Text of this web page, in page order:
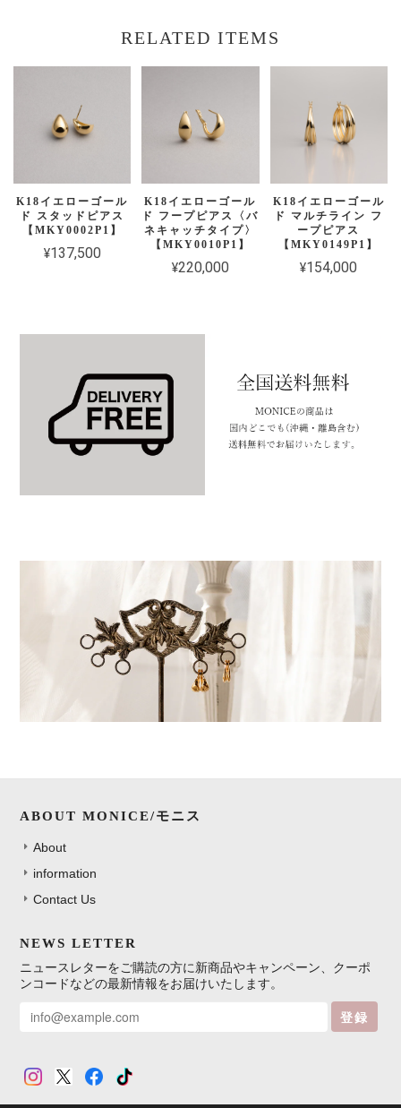
RELATED ITEMS
K18イエローゴール
ド スタッドピアス
【MKY0002P1】
¥137,500
K18イエローゴール
ド フープピアス〈バ
ネキャッチタイプ〉
【MKY0010P1】
¥220,000
K18イエローゴール
ド マルチライン フ
ープピアス
【MKY0149P1】
¥154,000
ABOUT MONICE/モニス
About
information
Contact Us
NEWS LETTER
ニュースレターをご購読の方に新商品やキャンペーン、クーポ
ンコードなどの最新情報をお届けいたします。
登録